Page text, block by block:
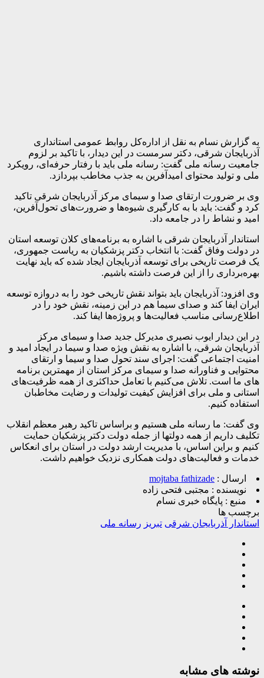
به گزارش نسام به نقل از اداره‌کل روابط عمومی استانداری
آذربایجان شرقی، دکتر سرمست در این دیدار، با تاکید بر لزوم
جامعیت رسانه ملی گفت: رسانه ملی باید با رفتار حرفه‌ای، رویکرد
ملی و تولید محتوای امیدآفرین به جذب مخاطب بپردازد.
وی بر ضرورت ارتقای صدا و سیمای مرکز آذربایجان شرقی تاکید
کرد و گفت: باید با به کارگیری شیوه‌ها و ضرورت‌های تحول‌آفرین،
امید و نشاط را در جامعه داد.
استاندار آذربایجان شرقی با اشاره به برنامه‌های کلان توسعه استان
در دولت وفاق گفت: با انتخاب دکتر پزشکیان به ریاست جمهوری،
یک فرصت تاریخی برای توسعه آذربایجان ایجاد شده که باید نهایت
بهره‌برداری را از این فرصت داشته باشیم.
وی افزود: آذربایجان باید بتواند نقش تاریخی خود را به دروازه توسعه
ایران ایفا کند و صدای سیما هم در این زمینه، نقش خود را در
اطلاع‌رسانی مناسب فعالیت‌ها و پروژه‌ها ایفا کند.
در این دیدار ایوب نصیری مدیرکل جدید صدا و سیمای مرکز
آذربایجان شرقی، با اشاره به نقش ویژه صدا و سیما در ایجاد امید و
امنیت اجتماعی گفت: اجرای سند تحول صدا و سیما و ارتقای
محتوایی و فناورانه صدا و سیمای مرکز استان از مهمترین برنامه
های ما است. تلاش می‌کنیم با تعامل حداکثری از همه ظرفیت‌های
استانی و ملی برای افزایش کیفیت تولیدات و رضایت مخاطبان
استفاده کنیم.
وی گفت: ما رسانه ملی هستیم و براساس تاکید رهبر معظم انقلاب
تکلیف داریم از همه دولتها از جمله دولت دکتر پزشکیان حمایت
کنیم و براین اساس، با مدیریت ارشد دولت در استان برای انعکاس
خدمات و فعالیت‌های دولت همکاری نزدیک خواهیم داشت.
ارسال : mojtaba fathizade
نویسنده : مجتبی فتحی زاده
منبع : پایگاه خبری نسام
برچسب ها
استاندار آذربایجان شرقی تبریز رسانه ملی
نوشته های مشابه